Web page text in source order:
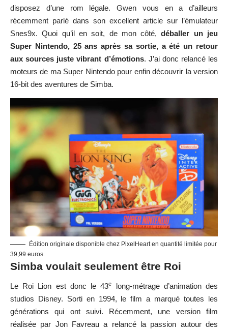
disposez d’une rom légale. Gwen vous en a d’ailleurs
récemment parlé dans son excellent article sur l’émulateur
Snes9x. Quoi qu’il en soit, de mon côté,déballer un jeu
Super Nintendo, 25 ans après sa sortie, a été un retour
aux sources juste vibrant d’émotions. J’ai donc relancé les
moteurs de ma Super Nintendo pour enfin découvrir la version
16-bit des aventures de Simba.
Édition originale disponible chez PixelHeart en quantité limitée pour
39,99 euros.
Simba voulait seulement être Roi
Le Roi Lion est donc le 43e
long-métrage d’animation des
studios Disney. Sorti en 1994, le film a marqué toutes les
générations qui ont suivi. Récemment, une version film
réalisée par Jon Favreau a relancé la passion autour des